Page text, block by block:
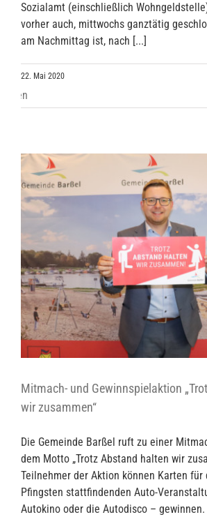
Sozialamt (einschließlich
vorher auch, mittwochs ganztätig
am Nachmittag ist, nach [...]
22. Mai 2020
Mitmach- und Gewinnspielaktion
wir zusammen“
Die Gemeinde Barßel ruft zu einer
dem Motto „Trotz Abstand halten wir
Teilnehmer der Aktion können Karten für
Pfingsten stattfindenden Auto-
Autokino oder die Autodisco –